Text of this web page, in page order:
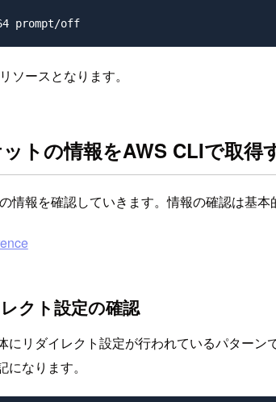
ソースとなります。
トの情報をAWS CLIで取得
情報を確認していきます。情報の確認は基本
クト設定の確認
リダイレクト設定が行われているパターン
なります。